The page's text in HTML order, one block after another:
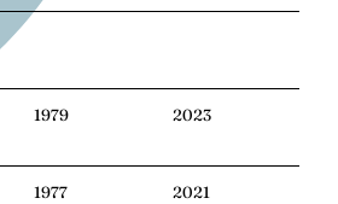
1979 2023
1977 2021